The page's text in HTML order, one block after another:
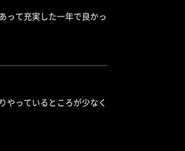
って充実した一年で良かっ
やっているところが少なく